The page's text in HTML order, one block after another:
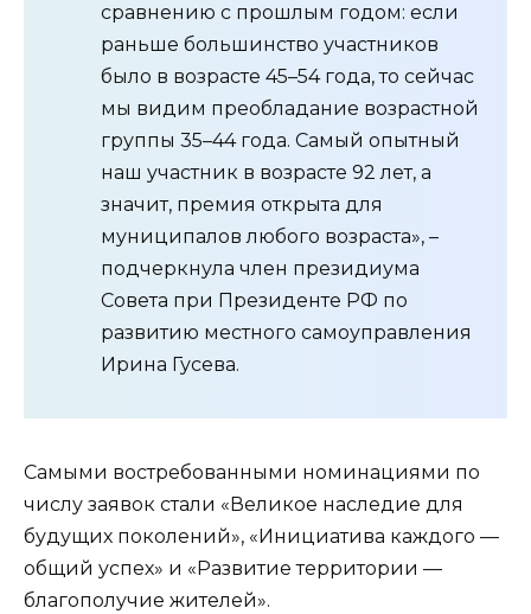
сравнению с прошлым годом: если
раньше большинство участников
было в возрасте 45–54 года, то сейчас
мы видим преобладание возрастной
группы 35–44 года. Самый опытный
наш участник в возрасте 92 лет, а
значит, премия открыта для
муниципалов любого возраста», –
подчеркнула член президиума
Совета при Президенте РФ по
развитию местного самоуправления
Ирина Гусева.
Самыми востребованными номинациями по
числу заявок стали «Великое наследие для
будущих поколений», «Инициатива каждого —
общий успех» и «Развитие территории —
благополучие жителей».